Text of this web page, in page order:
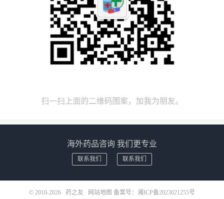
海外药品咨询 我们更专业
联系我们 联系我们
© 2010-2026 药之友 网站地图 备案号： 湘ICP备2023021255号